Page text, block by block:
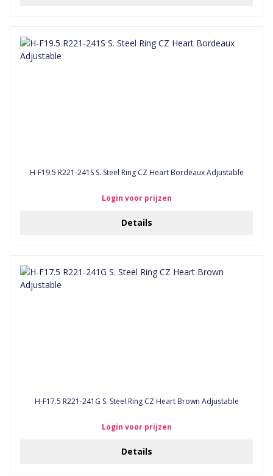
H-F19.5 R221-241S S. Steel Ring CZ Heart Bordeaux Adjustable
Login voor prijzen
Details
H-F17.5 R221-241G S. Steel Ring CZ Heart Brown Adjustable
Login voor prijzen
Details